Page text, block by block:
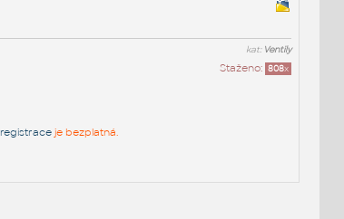
kat: Ventily
Staženo: 808x
registraceje bezplatná.